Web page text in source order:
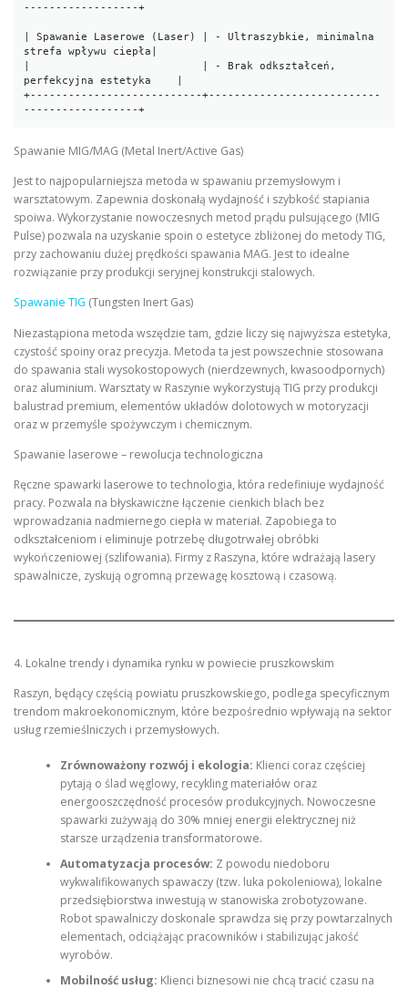
------------------+
| Spawanie Laserowe (Laser) | - Ultraszybkie, minimalna
strefa wpływu ciepła|
|                           | - Brak odkształceń,
perfekcyjna estetyka    |
+---------------------------+---------------------------
Spawanie MIG/MAG (Metal Inert/Active Gas)
Jest to najpopularniejsza metoda w spawaniu przemysłowym i
warsztatowym. Zapewnia doskonałą wydajność i szybkość stapiania
spoiwa. Wykorzystanie nowoczesnych metod prądu pulsującego (MIG
Pulse) pozwala na uzyskanie spoin o estetyce zbliżonej do metody TIG,
przy zachowaniu dużej prędkości spawania MAG. Jest to idealne
rozwiązanie przy produkcji seryjnej konstrukcji stalowych.
Spawanie TIG (Tungsten Inert Gas)
Niezastąpiona metoda wszędzie tam, gdzie liczy się najwyższa estetyka,
czystość spoiny oraz precyzja. Metoda ta jest powszechnie stosowana
do spawania stali wysokostopowych (nierdzewnych, kwasoodpornych)
oraz aluminium. Warsztaty w Raszynie wykorzystują TIG przy produkcji
balustrad premium, elementów układów dolotowych w motoryzacji
oraz w przemyśle spożywczym i chemicznym.
Spawanie laserowe – rewolucja technologiczna
Ręczne spawarki laserowe to technologia, która redefiniuje wydajność
pracy. Pozwala na błyskawiczne łączenie cienkich blach bez
wprowadzania nadmiernego ciepła w materiał. Zapobiega to
odkształceniom i eliminuje potrzebę długotrwałej obróbki
wykończeniowej (szlifowania). Firmy z Raszyna, które wdrażają lasery
spawalnicze, zyskują ogromną przewagę kosztową i czasową.
4. Lokalne trendy i dynamika rynku w powiecie pruszkowskim
Raszyn, będący częścią powiatu pruszkowskiego, podlega specyficznym
trendom makroekonomicznym, które bezpośrednio wpływają na sektor
usług rzemieślniczych i przemysłowych.
Zrównoważony rozwój i ekologia: Klienci coraz częściej
pytają o ślad węglowy, recykling materiałów oraz
energooszczędność procesów produkcyjnych. Nowoczesne
spawarki zużywają do 30% mniej energii elektrycznej niż
starsze urządzenia transformatorowe.
Automatyzacja procesów: Z powodu niedoboru
wykwalifikowanych spawaczy (tzw. luka pokoleniowa), lokalne
przedsiębiorstwa inwestują w stanowiska zrobotyzowane.
Robot spawalniczy doskonale sprawdza się przy powtarzalnych
elementach, odciążając pracowników i stabilizując jakość
wyrobów.
Mobilność usług: Klienci biznesowi nie chcą tracić czasu na